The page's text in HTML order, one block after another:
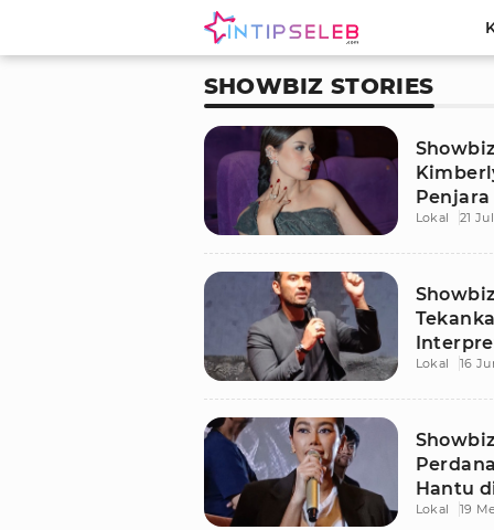
SHOWBIZ STORIES
Bangsal
Lokal 21
Lokal 16
Hantu
Lokal 19